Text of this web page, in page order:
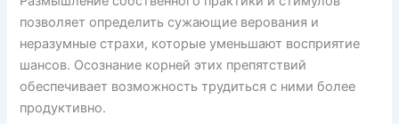
позволяет определить сужающие верования и
неразумные страхи, которые уменьшают восприятие
шансов. Осознание корней этих препятствий
обеспечивает возможность трудиться с ними более
продуктивно.